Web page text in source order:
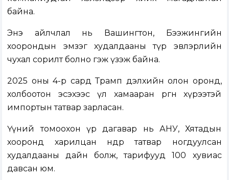
байна.
Энэ айлчлал нь Вашингтон, Бээжингийн
хоорондын эмзэг худалдааны түр эвлэрлийн
чухал сорилт болно гэж үзэж байна.
2025 оны 4-р сард Трамп дэлхийн олон оронд,
холбоотон эсэхээс үл хамааран өргөн хүрээтэй
импортын татвар зарласан.
Үүний томоохон үр дагавар нь АНУ, Хятадын
хооронд харилцан өндөр татвар ногдуулсан
худалдааны дайн болж, тарифууд 100 хувиас
давсан юм.